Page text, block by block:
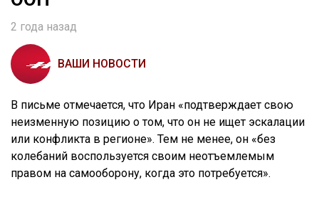
2 года назад
ВАШИ НОВОСТИ
В письме отмечается, что Иран «подтверждает свою
неизменную позицию о том, что он не ищет эскалации
или конфликта в регионе». Тем не менее, он «без
колебаний воспользуется своим неотъемлемым
правом на самооборону, когда это потребуется».